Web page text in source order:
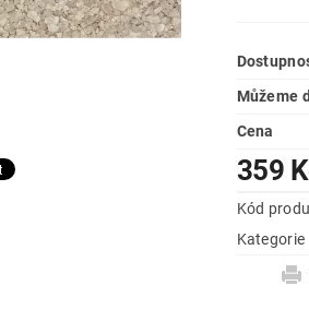
Můžeme
Cena
359
Kód
Kategorie